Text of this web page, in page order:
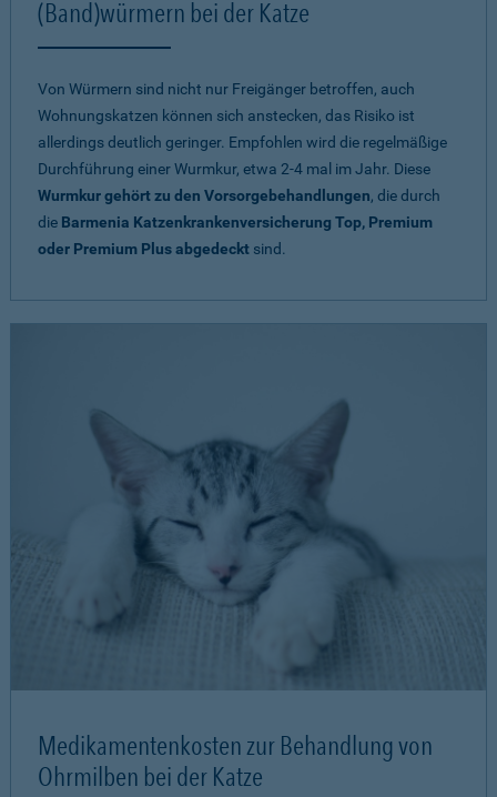
(Band)würmern bei der Katze
Von Würmern sind nicht nur Freigänger betroffen, auch
Wohnungskatzen können sich anstecken, das Risiko ist
allerdings deutlich geringer. Empfohlen wird die regelmäßige
Durchführung einer Wurmkur, etwa 2-4 mal im Jahr. Diese
Wurmkur gehört zu den Vorsorgebehandlungen, die durch
die Barmenia Katzenkrankenversicherung Top, Premium
oder Premium Plus abgedeckt sind.
Medikamentenkosten zur Behandlung von
Ohrmilben bei der Katze